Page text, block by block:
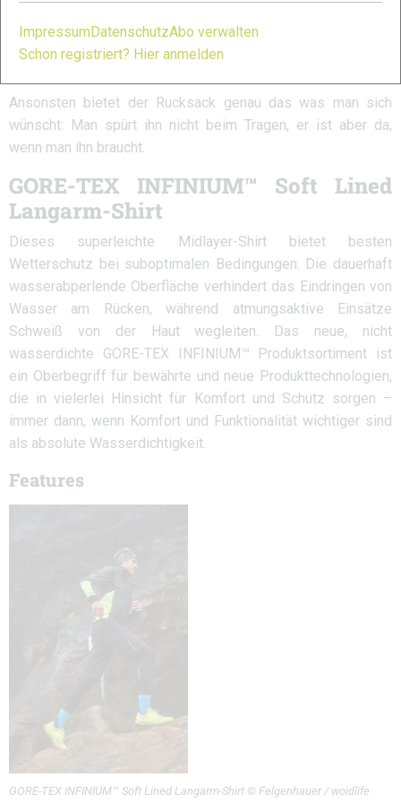
derNanoVest
Verstauen meist eher die elastische Rückentasche.
Ansonsten bietet der Rucksack genau das was man sich
wünscht: Man spürt ihn nicht beim Tragen, er ist aber da,
wenn man ihn braucht.
GORE-TEX INFINIUM™ Soft Lined
Langarm-Shirt
Dieses superleichte Midlayer-Shirt bietet besten
Wetterschutz bei suboptimalen Bedingungen. Die dauerhaft
wasserabperlende Oberfläche verhindert das Eindringen von
Wasser am Rücken, während atmungsaktive Einsätze
Schweiß von der Haut wegleiten. Das neue, nicht
wasserdichte GORE-TEX INFINIUM™ Produktsortiment ist
ein Oberbegriff für bewährte und neue Produkttechnologien,
die in vielerlei Hinsicht für Komfort und Schutz sorgen –
immer dann, wenn Komfort und Funktionalität wichtiger sind
als absolute Wasserdichtigkeit.
Features
GORE-TEX INFINIUM™ Soft Lined Langarm-Shirt © Felgenhauer / woidlife
ImpressumDatenschutzAbo verwalten
Schon registriert? Hier anmelden